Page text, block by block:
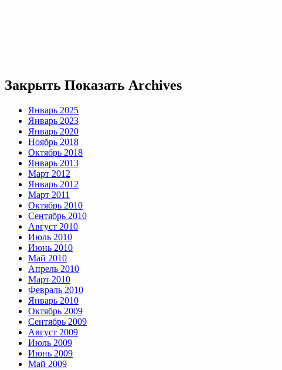
Закрыть Показать Archives
Январь 2025
Январь 2023
Январь 2020
Ноябрь 2018
Октябрь 2018
Январь 2013
Март 2012
Январь 2012
Март 2011
Октябрь 2010
Сентябрь 2010
Август 2010
Июль 2010
Июнь 2010
Май 2010
Апрель 2010
Март 2010
Февраль 2010
Январь 2010
Октябрь 2009
Сентябрь 2009
Август 2009
Июль 2009
Июнь 2009
Май 2009